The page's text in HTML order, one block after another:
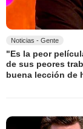
Noticias - Gente
"Es la peor
de sus peores
buena lección de